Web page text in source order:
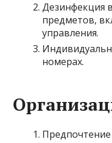
Дезинфекция
предметов,
управления.
номерах.